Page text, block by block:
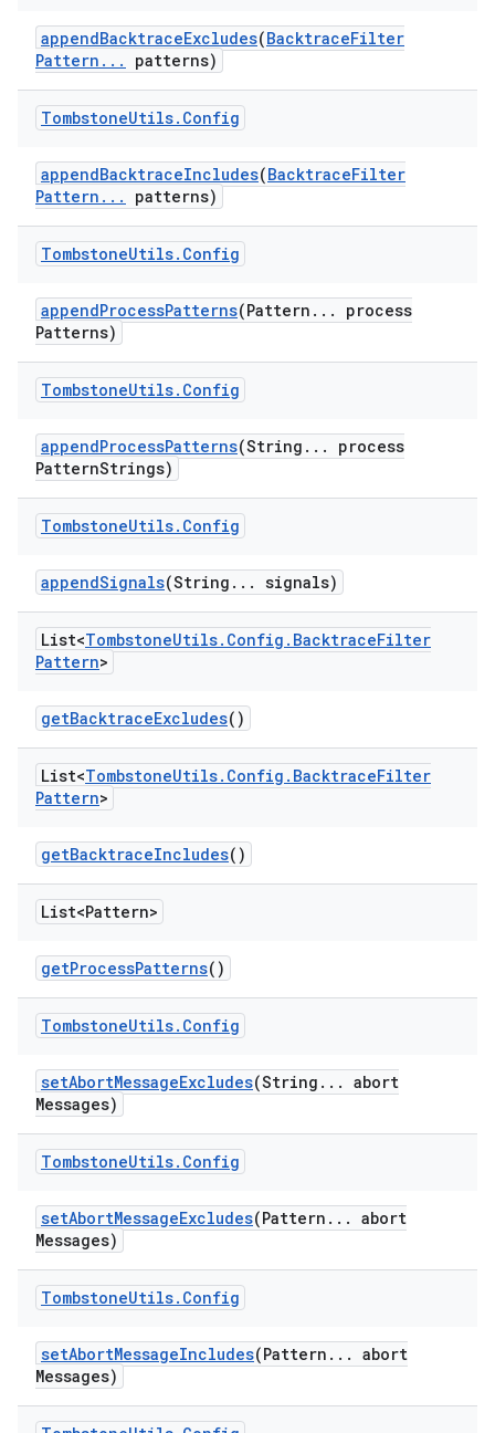
appendBacktraceExcludes(BacktraceFilter
Pattern . . . patterns)
TombstoneUtils. Config
appendBacktraceIncludes(BacktraceFilter
Pattern . . . patterns)
TombstoneUtils. Config
appendProcessPatterns(Pattern . . .
process
Patterns)
TombstoneUtils. Config
appendProcessPatterns(String . . .
process
PatternStrings)
TombstoneUtils. Config
appendSignals(String . . . signals)
List<TombstoneUtils. Config . BacktraceFilter
Pattern>
getBacktraceExcludes()
List<TombstoneUtils. Config . BacktraceFilter
Pattern>
getBacktraceIncludes()
List<Pattern>
getProcessPatterns()
TombstoneUtils. Config
setAbortMessageExcludes(String . . . abort
Messages)
TombstoneUtils. Config
setAbortMessageExcludes(Pattern . . . abort
Messages)
TombstoneUtils. Config
setAbortMessageIncludes(Pattern . . . abort
Messages)